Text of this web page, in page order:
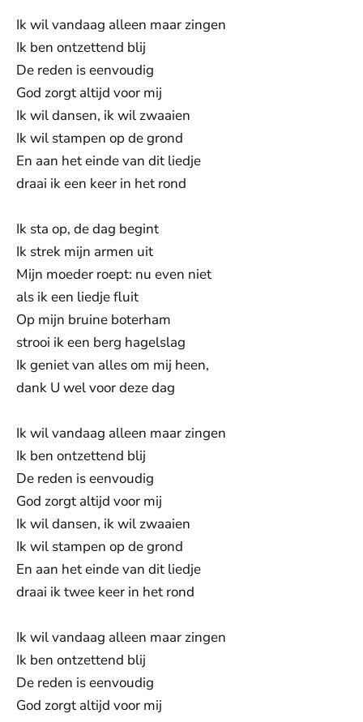
Ik wil vandaag alleen maar zingen
Ik ben ontzettend blij
De reden is eenvoudig
God zorgt altijd voor mij
Ik wil dansen, ik wil zwaaien
Ik wil stampen op de grond
En aan het einde van dit liedje
draai ik een keer in het rond
Ik sta op, de dag begint
Ik strek mijn armen uit
Mijn moeder roept: nu even niet
als ik een liedje fluit
Op mijn bruine boterham
strooi ik een berg hagelslag
Ik geniet van alles om mij heen,
dank U wel voor deze dag
Ik wil vandaag alleen maar zingen
Ik ben ontzettend blij
De reden is eenvoudig
God zorgt altijd voor mij
Ik wil dansen, ik wil zwaaien
Ik wil stampen op de grond
En aan het einde van dit liedje
draai ik twee keer in het rond
Ik wil vandaag alleen maar zingen
Ik ben ontzettend blij
De reden is eenvoudig
God zorgt altijd voor mij